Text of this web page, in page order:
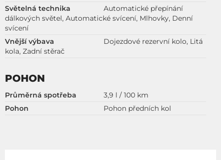
Světelná technika
Automatické přepínání
dálkových světel, Automatické svícení, Mlhovky, Denní
svícení
Vnější výbava
Dojezdové rezervní kolo, Litá
kola, Zadní stěrač
POHON
Průměrná spotřeba
3,9 l / 100 km
Pohon
Pohon předních kol